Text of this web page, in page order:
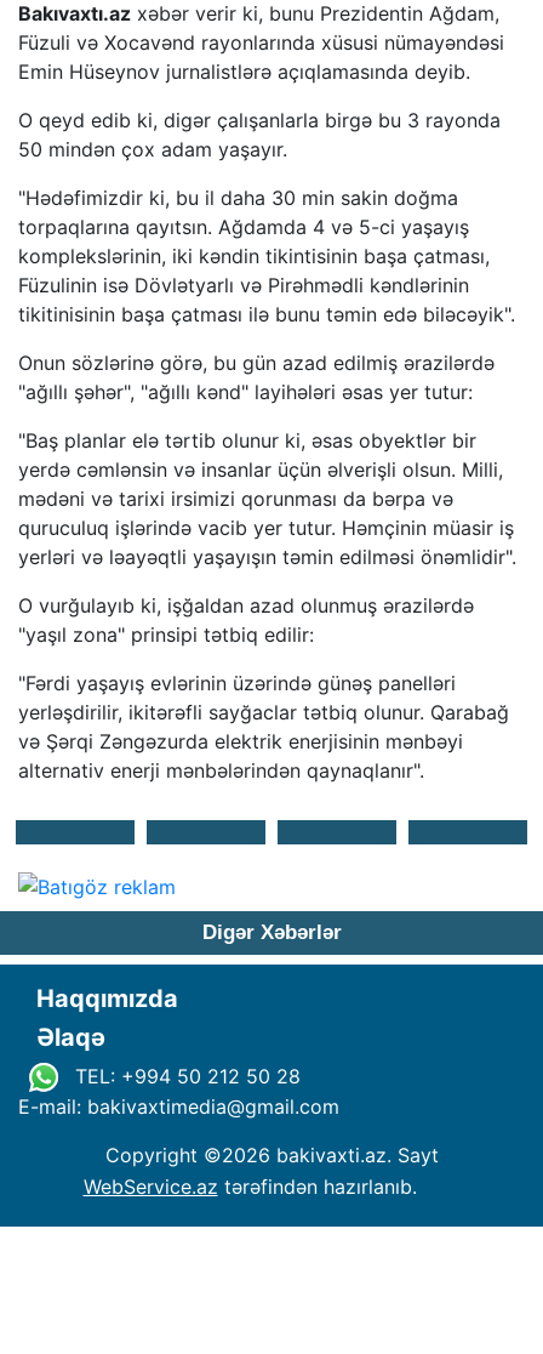
Bakıvaxtı.az xəbər verir ki, bunu Prezidentin Ağdam,
Füzuli və Xocavənd rayonlarında xüsusi nümayəndəsi
Emin Hüseynov jurnalistlərə açıqlamasında deyib.
O qeyd edib ki, digər çalışanlarla birgə bu 3 rayonda
50 mindən çox adam yaşayır.
"Hədəfimizdir ki, bu il daha 30 min sakin doğma
torpaqlarına qayıtsın. Ağdamda 4 və 5-ci yaşayış
komplekslərinin, iki kəndin tikintisinin başa çatması,
Füzulinin isə Dövlətyarlı və Pirəhmədli kəndlərinin
tikitinisinin başa çatması ilə bunu təmin edə biləcəyik".
Onun sözlərinə görə, bu gün azad edilmiş ərazilərdə
"ağıllı şəhər", "ağıllı kənd" layihələri əsas yer tutur:
"Baş planlar elə tərtib olunur ki, əsas obyektlər bir
yerdə cəmlənsin və insanlar üçün əlverişli olsun. Milli,
mədəni və tarixi irsimizi qorunması da bərpa və
quruculuq işlərində vacib yer tutur. Həmçinin müasir iş
yerləri və ləayəqtli yaşayışın təmin edilməsi önəmlidir".
O vurğulayıb ki, işğaldan azad olunmuş ərazilərdə
"yaşıl zona" prinsipi tətbiq edilir:
"Fərdi yaşayış evlərinin üzərində günəş panelləri
yerləşdirilir, ikitərəfli sayğaclar tətbiq olunur. Qarabağ
və Şərqi Zəngəzurda elektrik enerjisinin mənbəyi
alternativ enerji mənbələrindən qaynaqlanır".
Digər Xəbərlər
Haqqımızda
Əlaqə
TEL: +994 50 212 50 28
E-mail: bakivaxtimedia@gmail.com
Copyright ©2026 bakivaxti.az. Sayt
WebService.az tərəfindən hazırlanıb.